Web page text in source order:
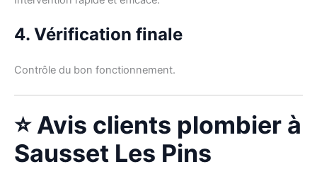
4. Vérification finale
Contrôle du bon fonctionnement.
⭐ Avis clients plombier à
Sausset Les Pins